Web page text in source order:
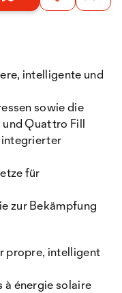
intelligente und
sowie die
Quattro Fill
integrierter
für
zur Bekämpfung
propre, intelligent
à énergie solaire